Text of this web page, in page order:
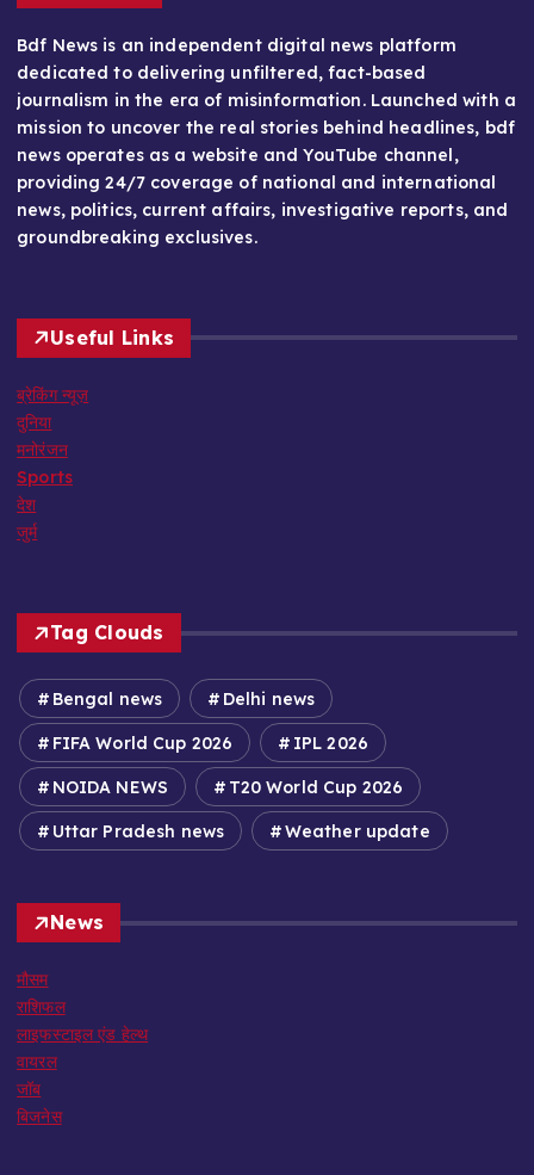
Bdf News is an independent digital news platform
dedicated to delivering unfiltered, fact-based
journalism in the era of misinformation. Launched with a
mission to uncover the real stories behind headlines, bdf
news operates as a website and YouTube channel,
providing 24/7 coverage of national and international
news, politics, current affairs, investigative reports, and
groundbreaking exclusives.
Useful Links
ब्रेकिंग न्यूज़
दुनिया
मनोरंजन
Sports
देश
जुर्म
Tag Clouds
Bengal news Delhi news
FIFA World Cup 2026 IPL 2026
NOIDA NEWS T20 World Cup 2026
Uttar Pradesh news Weather update
News
मौसम
राशिफल
लाइफस्टाइल एंड हेल्थ
वायरल
जॉब
बिजनेस